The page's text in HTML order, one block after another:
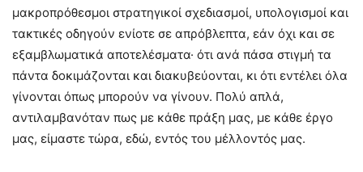
μακροπρόθεσμοι στρατηγικοί σχεδιασμοί, υπολογισμοί και
τακτικές οδηγούν ενίοτε σε απρόβλεπτα, εάν όχι και σε
εξαμβλωματικά αποτελέσματα· ότι ανά πάσα στιγμή τα
πάντα δοκιμάζονται και διακυβεύονται, κι ότι εντέλει όλα
γίνονται όπως μπορούν να γίνουν. Πολύ απλά,
αντιλαμβανόταν πως με κάθε πράξη μας, με κάθε έργο
μας, είμαστε τώρα, εδώ, εντός του μέλλοντός μας.